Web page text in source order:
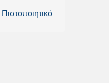
Πιστοποιητικό